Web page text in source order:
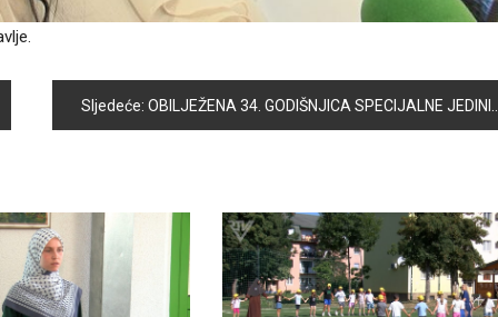
Sljedeće: OBILJEŽENA 34. GODIŠNJICA SPECIJALNE JEDINICE MUP-a RBiH, ODREDA POLICIJE „BOSNA“ U OŠ „MIRSAD PRNJAVORAC“